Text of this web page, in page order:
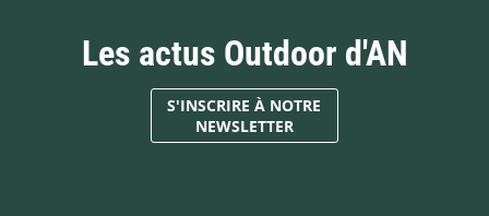
Les actus Outdoor d'AN
S'INSCRIRE À NOTRE
NEWSLETTER